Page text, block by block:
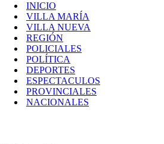
INICIO
VILLA MARÍA
VILLA NUEVA
REGIÓN
POLICIALES
POLÍTICA
DEPORTES
ESPECTACULOS
PROVINCIALES
NACIONALES